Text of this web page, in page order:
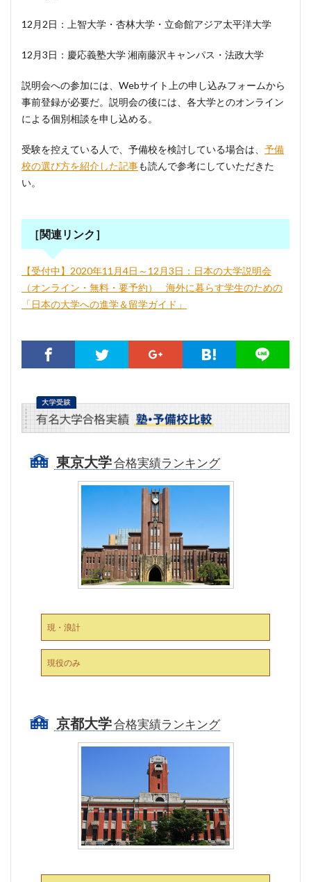
12月2日：上智大学・杏林大学・立命館アジア太平洋大学
12月3日：慶応義塾大学 湘南藤沢キャンパス・法政大学
説明会への参加には、Webサイト上の申し込みフォームから
事前登録が必要だ。説明会の後には、各大学とのオンライン
による個別相談を申し込める。
受験を控えている人で、予備校を検討している場合は、 予備
校の選び方を紹介した記事も読んで参考にしていただきた
い。
［関連リンク］
【受付中】2020年11月4日～12月3日：日本の大学説明会
（オンライン・無料・要予約） _ 海外に暮らす学生のための
「日本の大学への進学＆留学ガイド」
東京大学合格実績ランキング
現・浪計
現役のみ
京都大学合格実績ランキング